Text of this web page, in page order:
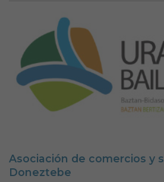
Asociación de comercios y
Doneztebe